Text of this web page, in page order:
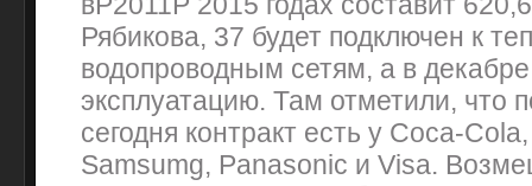
Рябикова, 37 будет подключен к
водопроводным сетям, а в
эксплуатацию. Там отметили, что
сегодня контракт есть у Coca-
Samsumg, Panasonic и Visa.